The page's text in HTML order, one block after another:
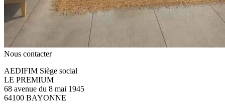
Nous contacter
AEDIFIM Siège social
LE PREMIUM
68 avenue du 8 mai 1945
64100 BAYONNE